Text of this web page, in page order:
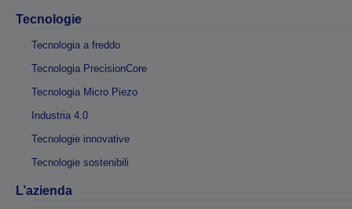
Tecnologie
Tecnologia a freddo
Tecnologia PrecisionCore
Tecnologia Micro Piezo
Industria 4.0
Tecnologie innovative
Tecnologie sostenibili
L’azienda